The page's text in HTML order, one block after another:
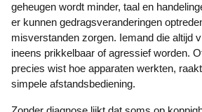
geheugen wordt minder, taal en
er kunnen gedragsveranderingen
misverstanden zorgen. Iemand die altijd
ineens prikkelbaar of agressief worden.
precies wist hoe apparaten werkten,
simpele afstandsbediening.